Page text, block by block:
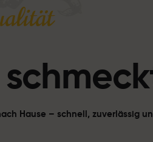
Hause – schnell, zuverlässig